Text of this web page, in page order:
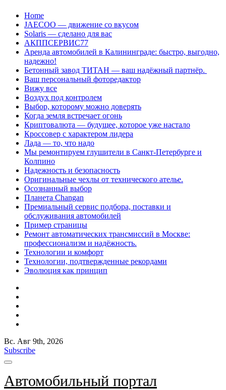
Перейти
содержанию
Home
JAECOO — движение со вкусом
Solaris — сделано для вас
АКППСЕРВИС77
Аренда автомобилей в Калининграде: быстро, выгодно,
надежно!
Бетонный завод ТИТАН — ваш надёжный партнёр.
Ваш персональный фоторедактор
Вижу все
Воздух под контролем
Выбор, которому можно доверять
Когда земля встречает огонь
Криптовалюта — будущее, которое уже настало
Кроссовер с характером лидера
Лада — то, что надо
Мы ремонтируем глушители в Санкт-Петербурге и
Колпино
Надежность и безопасность
Оригинальные чехлы от технического ателье.
Осознанный выбор
Планета Changan
Премиальный сервис подбора, поставки и
обслуживания автомобилей
Пример страницы
Ремонт автоматических трансмиссий в Москве:
профессионализм и надёжность.
Технологии и комфорт
Технологии, подтвержденные рекордами
Эволюция как принцип
Вс. Авг 9th, 2026
Subscribe
Автомобильный портал